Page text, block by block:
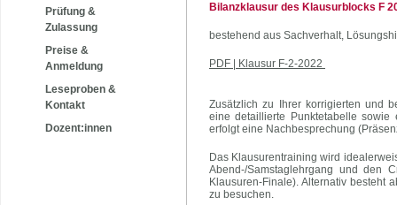
Prüfung &
Zulassung
Preise &
Anmeldung
Leseproben &
Kontakt
Dozent:innen
Bilanzklausur des Klausurblocks F
bestehend aus Sachverhalt,
PDF | Klausur F-2-2022
Zusätzlich zu Ihrer korrigierten und
eine detaillierte Punktetabelle
erfolgt eine Nachbesprechung
Das Klausurentraining wird
Abend-/Samstaglehrgang und den
Klausuren-Finale). Alternativ besteht
zu besuchen.